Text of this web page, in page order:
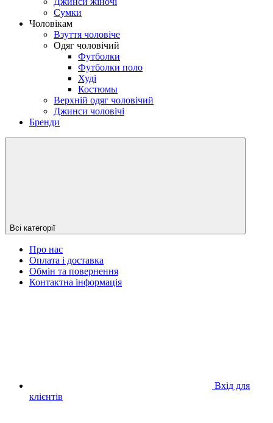
Сумки
Чоловікам
Взуття чоловіче
Одяг чоловічий
Футболки
Футболки поло
Худі
Костюмы
Верхній одяг чоловічий
Джинси чоловічі
Бренди
Всі категорії
Про нас
Оплата і доставка
Обмін та повернення
Контактна інформація
Вхід для
клієнтів